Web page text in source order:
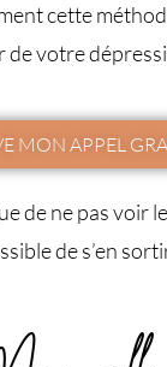
cette
de votre
MON APPEL
de ne pas voir
de s’en